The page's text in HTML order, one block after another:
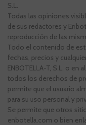
S.L.
Todas las opiniones
de sus redactores y
reproducción de las
Todo el contenido de
fechas, precios y
ENBOTELLA-T, S.L. o en
todos los derechos de
permite que el usuario
para su uso personal y
Se permite que otros
enbotella.com o bien